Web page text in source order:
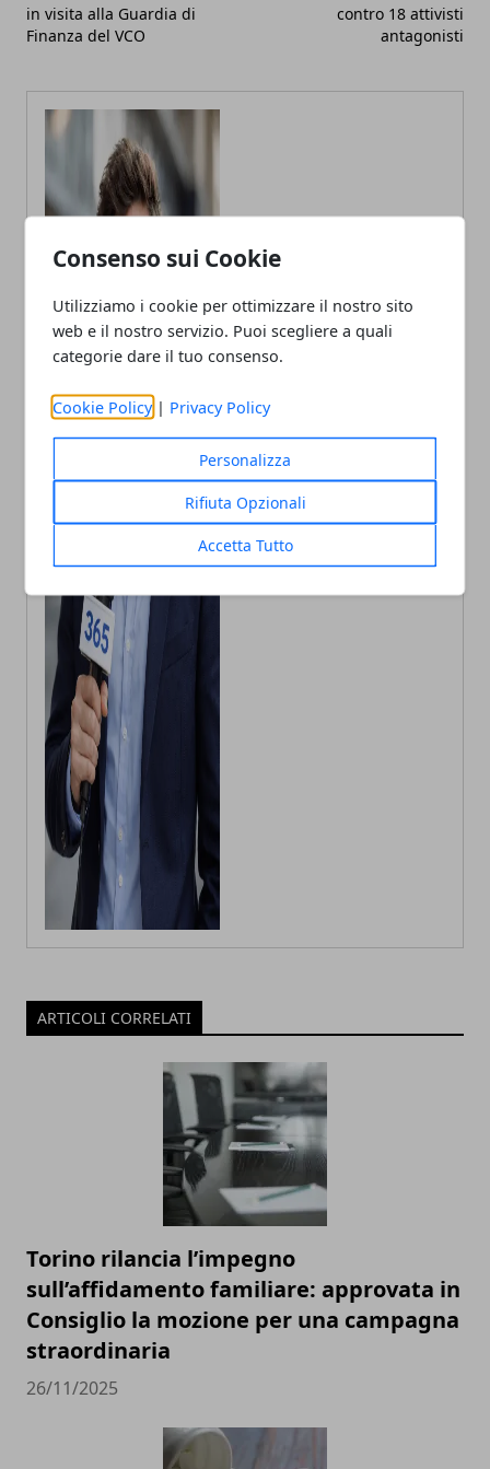
Consenso sui Cookie
Utilizziamo i cookie per ottimizzare il nostro sito
web e il nostro servizio. Puoi scegliere a quali
categorie dare il tuo consenso.
Cookie Policy | Privacy Policy
Personalizza
Rifiuta Opzionali
Accetta Tutto
in visita alla Guardia di
Finanza del VCO
contro 18 attivisti
antagonisti
Andrea Bianchi
Autore di articoli di attualità, casa e
tech porto in Italia le ultime novità.
ARTICOLI CORRELATI
Torino rilancia l’impegno
sull’affidamento familiare: approvata in
Consiglio la mozione per una campagna
straordinaria
26/11/2025